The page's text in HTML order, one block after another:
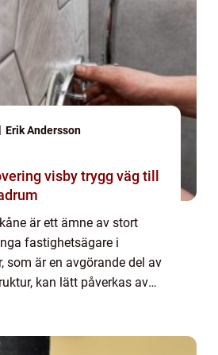
Erik Andersson
trygg väg till
är ett ämne av stort
fastighetsägare i
som är en avgörande del av
kan lätt påverkas av